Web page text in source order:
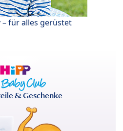
für alles gerüstet
& Geschenke